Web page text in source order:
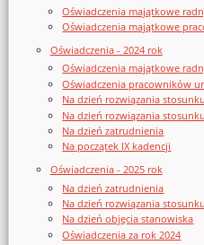
Oświadczenia majątkowe
Oświadczenia majątkowe
Oświadczenia - 2024 rok
Oświadczenia majątkowe
Oświadczenia pracowników
Na dzień rozwiązania
Na dzień rozwiązania
Na dzień zatrudnienia
Na początek IX kadencji
Oświadczenia - 2025 rok
Na dzień zatrudnienia
Na dzień rozwiązania
Na dzień objęcia stanowiska
Oświadczenia za rok 2024